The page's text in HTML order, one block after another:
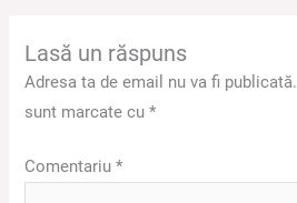
Lasă un răspuns
Adresa ta de email nu va fi publicată.
sunt marcate cu*
Comentariu*